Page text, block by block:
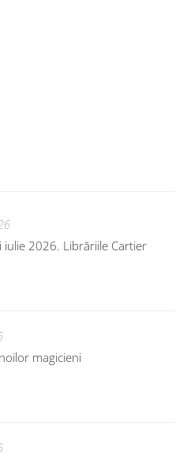
iulie 2026. Librăriile Cartier
magicieni